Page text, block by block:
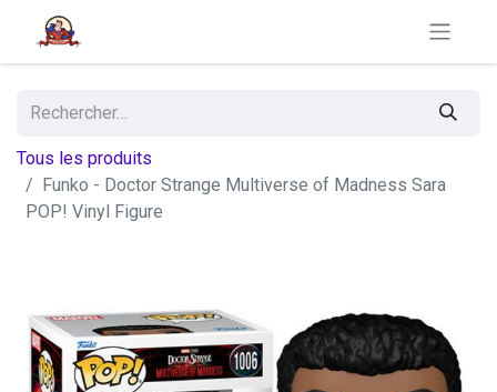
Tous les produits
Funko - Doctor Strange Multiverse of Madness Sara
POP! Vinyl Figure